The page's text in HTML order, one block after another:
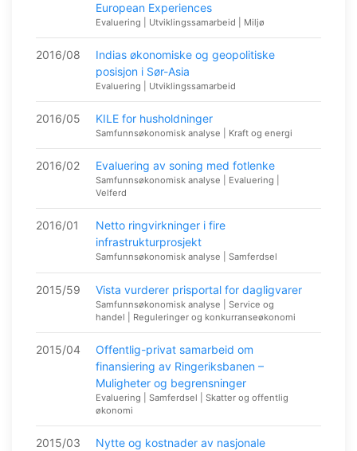
European Experiences
Evaluering | Utviklingssamarbeid | Miljø
2016/08
Indias økonomiske og geopolitiske
posisjon i Sør-Asia
Evaluering | Utviklingssamarbeid
2016/05 KILE for husholdninger
Samfunnsøkonomisk analyse | Kraft og energi
2016/02 Evaluering av soning med fotlenke
Samfunnsøkonomisk analyse | Evaluering |
Velferd
2016/01
Netto ringvirkninger i fire
infrastrukturprosjekt
Samfunnsøkonomisk analyse | Samferdsel
2015/59 Vista vurderer prisportal for dagligvarer
Samfunnsøkonomisk analyse | Service og
handel | Reguleringer og konkurranseøkonomi
2015/04
Offentlig-privat samarbeid om
finansiering av Ringeriksbanen –
Muligheter og begrensninger
Evaluering | Samferdsel | Skatter og offentlig
økonomi
2015/03
Nytte og kostnader av nasjonale